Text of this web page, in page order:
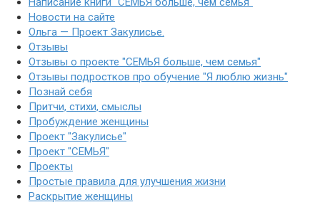
Новости на сайте
Ольга — Проект Закулисье.
Отзывы
Отзывы о проекте "СЕМЬЯ больше, чем семья"
Отзывы подростков про обучение "Я люблю жизнь"
Познай себя
Притчи, стихи, смыслы
Пробуждение женщины
Проект "Закулисье"
Проект "СЕМЬЯ"
Проекты
Простые правила для улучшения жизни
Раскрытие женщины